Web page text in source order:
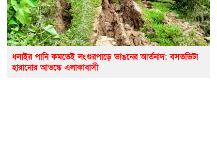
ধলাইর পানি কমতেই লংগুরপাড়ে ভাঙনের আর্তনাদ: বসতভিটা
হারানোর আতঙ্কে এলাকাবাসী